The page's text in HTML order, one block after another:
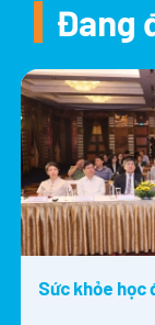
Đang
Sức khỏe học